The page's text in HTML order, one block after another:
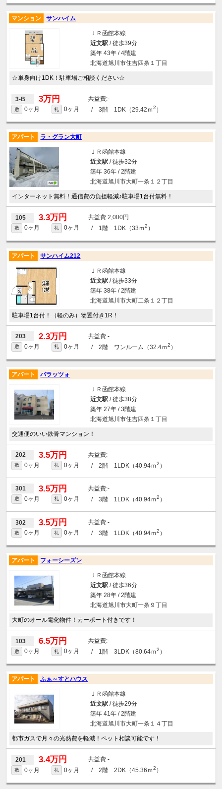
マンション サンハイム
ＪＲ函館本線
近文駅/ 徒歩39分
築年 43年 / 4階建
北海道旭川市住吉四条１丁目
☆単身向け1DK！駐車場ご相談ください☆
3-B 3万円 -
敷 0ヶ月 礼 0ヶ月 / 3階 1DK（29.42ｍ2 ）
アパート ラ・グラン大町
ＪＲ函館本線
近文駅/ 徒歩32分
築年 36年 / 2階建
北海道旭川市大町一条１２丁目
インターネット無料！通信費の負担軽減♪駐車場1台付無料！
105 3.3万円 2,000円
敷 0ヶ月 礼 0ヶ月 / 1階 1DK（33ｍ2 ）
アパート サンハイム212
ＪＲ函館本線
近文駅/ 徒歩33分
築年 38年 / 2階建
北海道旭川市大町二条１２丁目
駐車場1台付！（軽のみ）物置付き1R！
203 2.3万円 -
敷 0ヶ月 礼 0ヶ月 / 2階 ワンルーム（32.4ｍ2 ）
アパート パラッツォ
ＪＲ函館本線
近文駅/ 徒歩38分
築年 27年 / 3階建
北海道旭川市住吉四条１丁目
交通便のいい鉄骨マンション！
202 3.5万円 -
敷 0ヶ月 礼 0ヶ月 / 2階 1LDK（40.94ｍ2 ）
301 3.5万円 -
敷 0ヶ月 礼 0ヶ月 / 3階 1LDK（40.94ｍ2 ）
302 3.5万円 -
敷 0ヶ月 礼 0ヶ月 / 3階 1LDK（40.94ｍ2 ）
アパート フォーシーズン
ＪＲ函館本線
近文駅/ 徒歩36分
築年 28年 / 2階建
北海道旭川市大町一条９丁目
大町のオール電化物件！カーポート付きです！
103 6.5万円 -
敷 0ヶ月 礼 0ヶ月 / 1階 3LDK（80.64ｍ2 ）
アパート ふぁ～すとハウス
ＪＲ函館本線
近文駅/ 徒歩29分
築年 41年 / 2階建
北海道旭川市大町一条１４丁目
都市ガスで月々の光熱費を軽減！ペット相談可能です！
201 3.4万円 -
敷 0ヶ月 礼 0ヶ月 / 2階 2DK（45.36ｍ2 ）